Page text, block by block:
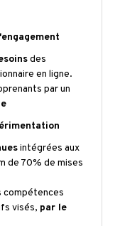
des
en ligne.
par un
intégrées aux
de 70% de mises
compétences
visés, par le